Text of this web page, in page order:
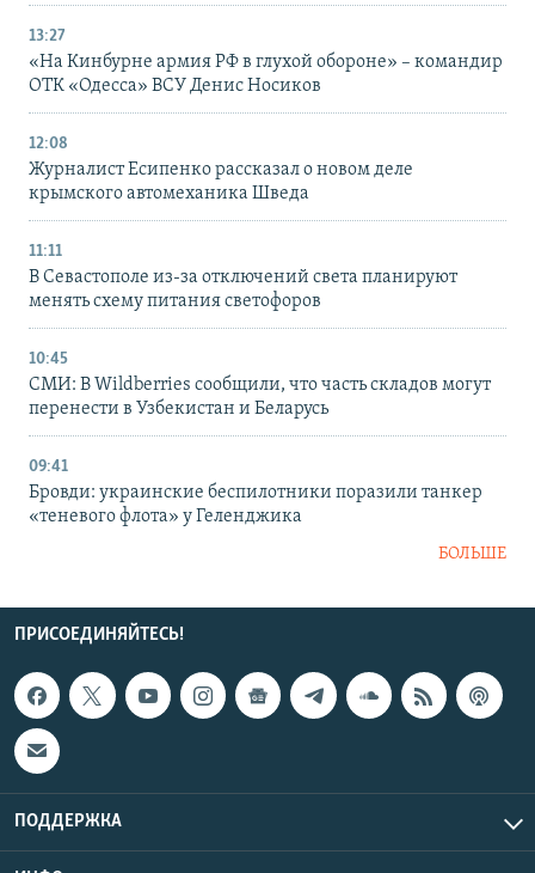
13:27
«На Кинбурне армия РФ в глухой обороне» – командир
ОТК «Одесса» ВСУ Денис Носиков
12:08
Журналист Есипенко рассказал о новом деле
крымского автомеханика Шведа
11:11
В Севастополе из-за отключений света планируют
менять схему питания светофоров
10:45
СМИ: В Wildberries сообщили, что часть складов могут
перенести в Узбекистан и Беларусь
09:41
Бровди: украинские беспилотники поразили танкер
«теневого флота» у Геленджика
БОЛЬШЕ
ПРИСОЕДИНЯЙТЕСЬ!
ПОДДЕРЖКА